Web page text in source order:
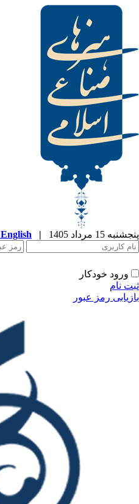
|
English
Archive
عبور